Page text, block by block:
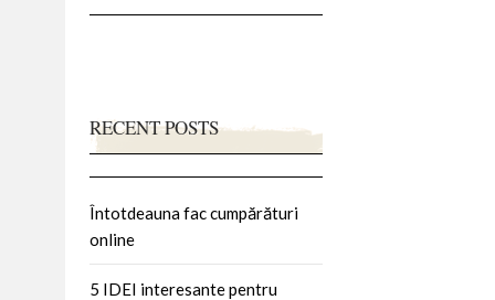
RECENT POSTS
Întotdeauna fac cumpărături
online
5 IDEI interesante pentru